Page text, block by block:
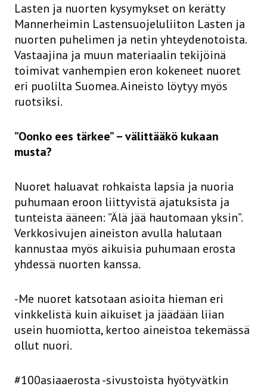
Lasten ja nuorten kysymykset on kerätty
Mannerheimin Lastensuojeluliiton Lasten ja
nuorten puhelimen ja netin yhteydenotoista.
Vastaajina ja muun materiaalin tekijöinä
toimivat vanhempien eron kokeneet nuoret
eri puolilta Suomea. Aineisto löytyy myös
ruotsiksi.
”Oonko ees tärkee” – välittääkö kukaan
musta?
Nuoret haluavat rohkaista lapsia ja nuoria
puhumaan eroon liittyvistä ajatuksista ja
tunteista ääneen: ”Älä jää hautomaan yksin”.
Verkkosivujen aineiston avulla halutaan
kannustaa myös aikuisia puhumaan erosta
yhdessä nuorten kanssa.
-Me nuoret katsotaan asioita hieman eri
vinkkelistä kuin aikuiset ja jäädään liian
usein huomiotta, kertoo aineistoa tekemässä
ollut nuori.
#100asiaaerosta -sivustoista hyötyvätkin